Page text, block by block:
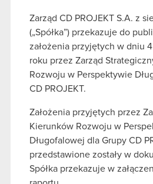
Zarząd CD PROJEKT S.A. z
(„Spółka”) przekazuje do
założenia przyjętych w dniu
roku przez Zarząd
Rozwoju w Perspektywie
CD PROJEKT.
Założenia przyjętych przez
Kierunków Rozwoju w
Długofalowej dla Grupy CD
przedstawione zostały w
Spółka przekazuje w